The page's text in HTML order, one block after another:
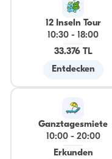
12 Inseln Tour
10:30 -
18:00
33.376 TL
Entdecken
Ganztagesmiete
10:00- 20:00
Erkunden